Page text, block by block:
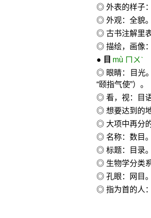
◎ 外表的样子
◎ 外观：全貌。
◎ 古书注解里表
◎ 描绘，画像：
● 目 mù ㄇㄨˋ
◎ 眼睛：目光
“颐指气使”）。
◎ 看，视：目
◎ 想要达到的
◎ 大项中再分
◎ 名称：数目
◎ 标题：目录。
◎ 生物学分类系
◎ 孔眼：网目。
◎ 指为首的人：